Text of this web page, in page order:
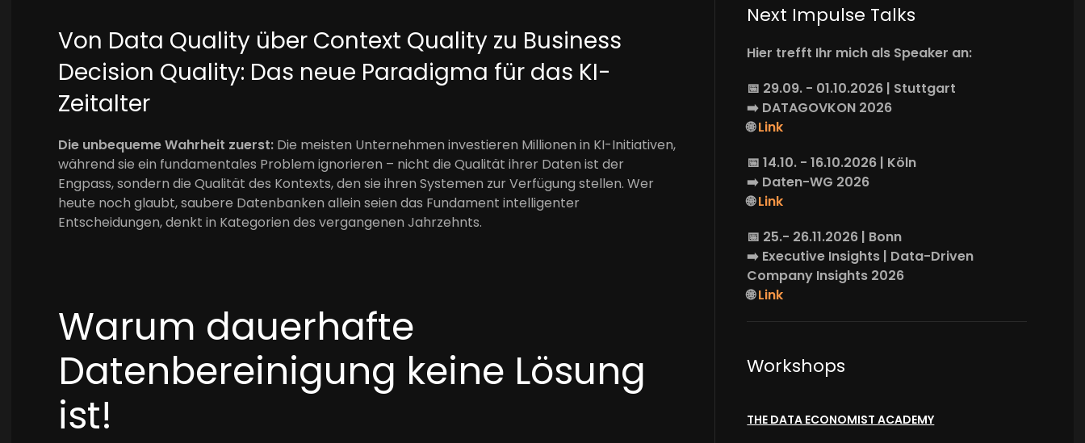
Von Data Quality über Context Quality zu Business
Decision Quality: Das neue Paradigma für das KI-
Zeitalter
Die unbequeme Wahrheit zuerst: Die meisten Unternehmen investieren Millionen in KI-Initiativen,
während sie ein fundamentales Problem ignorieren – nicht die Qualität ihrer Daten ist der
Engpass, sondern die Qualität des Kontexts, den sie ihren Systemen zur Verfügung stellen. Wer
heute noch glaubt, saubere Datenbanken allein seien das Fundament intelligenter
Entscheidungen, denkt in Kategorien des vergangenen Jahrzehnts.
Warum dauerhafte
Datenbereinigung keine Lösung
ist!
Next Impulse Talks
Hier trefft Ihr mich als Speaker an:
📅 29.09. - 01.10.2026 | Stuttgart
➡️ DATAGOVKON 2026
🌐Link
📅 14.10. - 16.10.2026 | Köln
➡️ Daten-WG 2026
🌐Link
📅 25.- 26.11.2026 | Bonn
➡️ Executive Insights | Data-Driven
Company Insights 2026
🌐Link
Workshops
THE DATA ECONOMIST ACADEMY